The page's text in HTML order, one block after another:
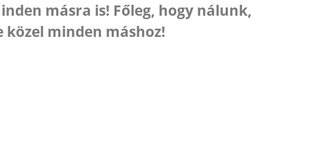
másra is! Főleg, hogy nálunk,
közel minden máshoz!